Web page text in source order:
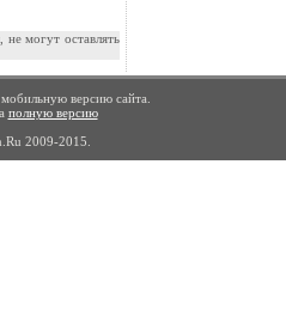
, не могут оставлять
версию сайта.
полную версию
2009-2015.